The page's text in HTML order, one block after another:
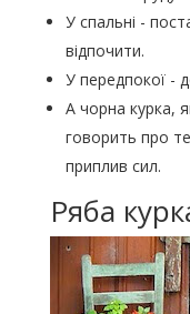
У спальні -
відпочити.
У передпокої -
А чорна курка,
говорить про
приплив сил.
Ряба